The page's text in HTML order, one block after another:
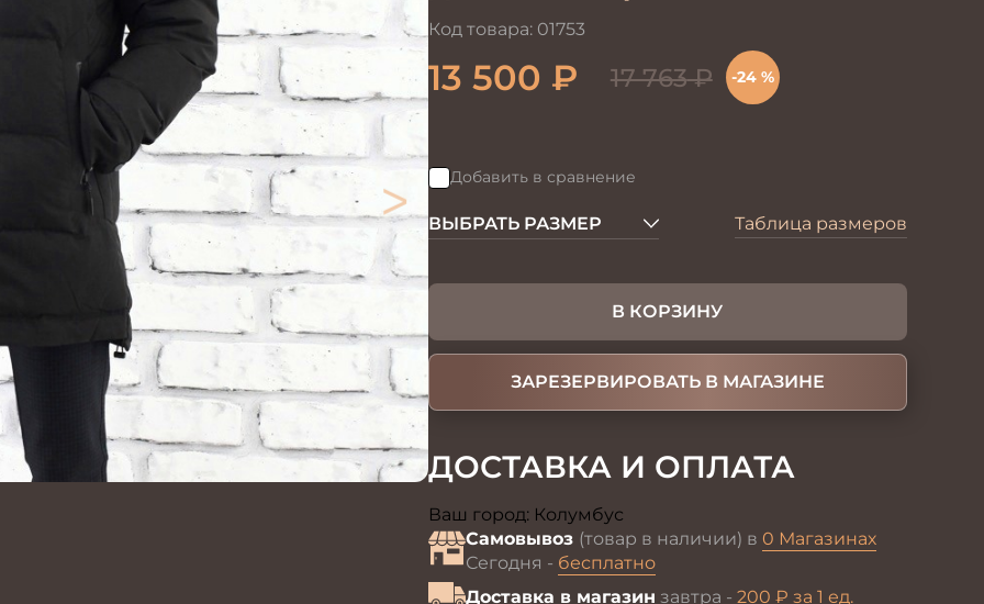
>
Код товара: 01753
13 500 ₽ 17 763₽ -24 %
Добавить в сравнение
ВЫБРАТЬ РАЗМЕР Таблица размеров
В КОРЗИНУ
ЗАРЕЗЕРВИРОВАТЬ В МАГАЗИНЕ
ДОСТАВКА И ОПЛАТА
Ваш город: Колумбус
Самовывоз (товар в наличии) в 0 Магазинах
Сегодня - бесплатно
Доставка в магазин завтра - 200 ₽ за 1 ед.